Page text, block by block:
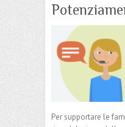
Per supportare le